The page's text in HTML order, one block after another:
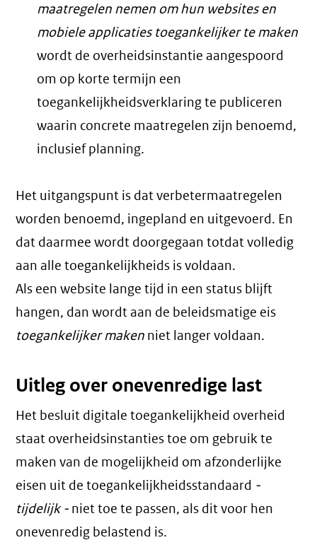
maatregelen nemen om hun websites en
mobiele applicaties toegankelijker te maken
wordt de overheidsinstantie aangespoord
om op korte termijn een
toegankelijkheidsverklaring te publiceren
waarin concrete maatregelen zijn benoemd,
inclusief planning.
Het uitgangspunt is dat verbetermaatregelen
worden benoemd, ingepland en uitgevoerd. En
dat daarmee wordt doorgegaan totdat volledig
aan alle toegankelijkheids is voldaan.
Als een website lange tijd in een status blijft
hangen, dan wordt aan de beleidsmatige eis
toegankelijker maken niet langer voldaan.
Uitleg over onevenredige last
Het besluit digitale toegankelijkheid overheid
staat overheidsinstanties toe om gebruik te
maken van de mogelijkheid om afzonderlijke
eisen uit de toegankelijkheidsstandaard -
tijdelijk - niet toe te passen, als dit voor hen
onevenredig belastend is.